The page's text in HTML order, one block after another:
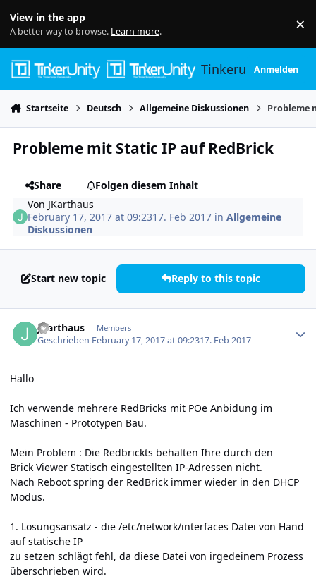
View in the app
A better way to browse. Learn more. ×
TinkerunityAnmelden
Startseite Deutsch Allgemeine Diskussionen Probleme
Probleme mit Static IP auf RedBrick
Share
Folgen diesem Inhalt
Von JKarthaus
February 17, 2017 at 09:2317. Feb 2017 inAllgemeine
Diskussionen
Start new topic Reply to this topic
JKarthaus Members
Geschrieben February 17, 2017 at 09:2317. Feb 2017
Hallo
Ich verwende mehrere RedBricks mit POe Anbidung im
Maschinen - Prototypen Bau.
Mein Problem : Die Redbrickts behalten Ihre durch den
Brick Viewer Statisch eingestellten IP-Adressen nicht.
Nach Reboot spring der RedBrick immer wieder in den DHCP
Modus.
1. Lösungsansatz - die /etc/network/interfaces Datei von Hand
auf statische IP
zu setzen schlägt fehl, da diese Datei von irgedeinem Prozess
überschrieben wird.